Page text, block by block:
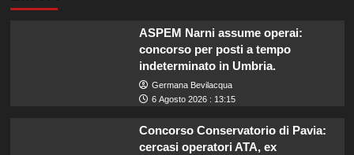
ASPEM Narni assume operai:
concorso per posti a tempo
indeterminato in Umbria.
Germana Bevilacqua
6 Agosto 2026 : 13:15
Concorso Conservatorio di Pavia:
cercasi operatori ATA, ex